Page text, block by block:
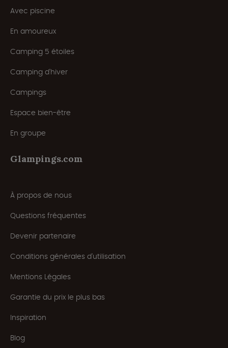
Avec piscine
En amoureux
Camping 5 étoiles
Camping d'hiver
Campings
Espace bien-être
En groupe
Glampings.com
À propos de nous
Questions fréquentes
Devenir partenaire
Conditions générales d'utilisation
Mentions Légales
Garantie du prix le plus bas
Inspiration
Blog